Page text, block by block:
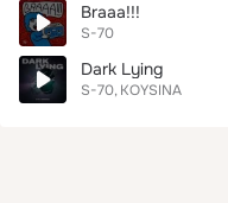
Braaa!!!
S-70
Dark Lying
S-70 KOYSINA